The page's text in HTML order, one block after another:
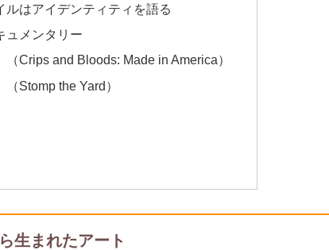
はアイデンティティを語る
ュメンタリー
Crips and Bloods: Made in America）
Stomp the Yard）
生まれたアート